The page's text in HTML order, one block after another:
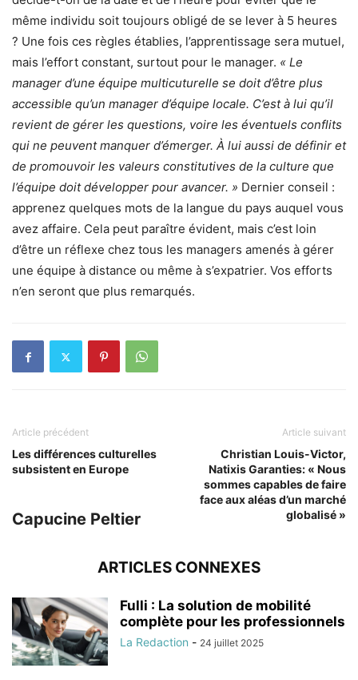
même individu soit toujours obligé de se lever à 5 heures
? Une fois ces règles établies, l’apprentissage sera mutuel,
mais l’effort constant, surtout pour le manager. « Le
manager d’une équipe multicuturelle se doit d’être plus
accessible qu’un manager d’équipe locale. C’est à lui qu’il
revient de gérer les questions, voire les éventuels conflits
qui ne peuvent manquer d’émerger. À lui aussi de définir et
de promouvoir les valeurs constitutives de la culture que
l’équipe doit développer pour avancer. » Dernier conseil :
apprenez quelques mots de la langue du pays auquel vous
avez affaire. Cela peut paraître évident, mais c’est loin
d’être un réflexe chez tous les managers amenés à gérer
une équipe à distance ou même à s’expatrier. Vos efforts
n’en seront que plus remarqués.
Article précédent
Les différences culturelles
subsistent en Europe
Article suivant
Christian Louis-Victor,
Natixis Garanties: « Nous
sommes capables de faire
face aux aléas d’un marché
globalisé »
Capucine Peltier
ARTICLES CONNEXES
Fulli : La solution de mobilité
complète pour les professionnels
La Redaction - 24 juillet 2025